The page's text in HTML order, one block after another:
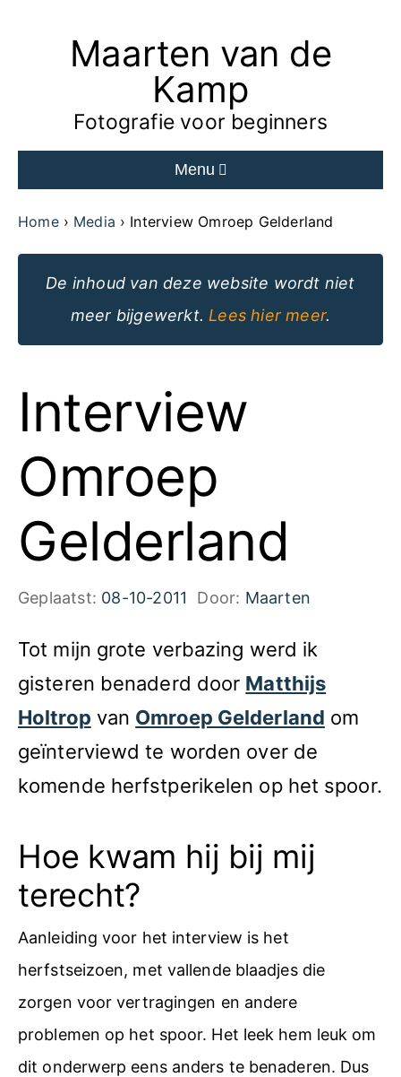
Maarten van de
Kamp
Fotografie voor beginners
Menu
Home Media Interview Omroep Gelderland
De inhoud van deze website wordt niet
meer bijgewerkt. Lees hier meer.
Interview
Omroep
Gelderland
Geplaatst: 08-10-2011 Door: Maarten
Tot mijn grote verbazing werd ik
gisteren benaderd door Matthijs
Holtrop van Omroep Gelderland om
geïnterviewd te worden over de
komende herfstperikelen op het spoor.
Hoe kwam hij bij mij
terecht?
Aanleiding voor het interview is het
herfstseizoen, met vallende blaadjes die
zorgen voor vertragingen en andere
problemen op het spoor. Het leek hem leuk om
dit onderwerp eens anders te benaderen. Dus